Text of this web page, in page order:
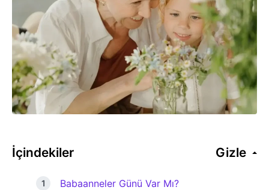
İçindekiler Gizle
Babaanneler Günü Var Mı?